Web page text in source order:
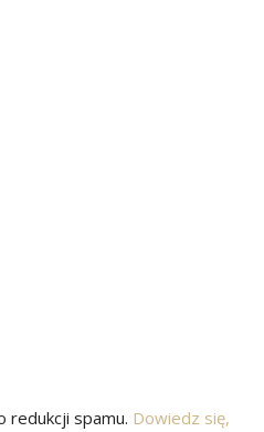
redukcji spamu. Dowiedz się,